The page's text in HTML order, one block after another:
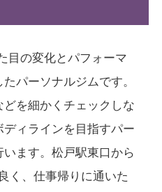
目の変化とパフォーマ
パーソナルジムです。
を細かくチェックしな
ィラインを目指すパー
ます。松戸駅東口から
く、仕事帰りに通いた